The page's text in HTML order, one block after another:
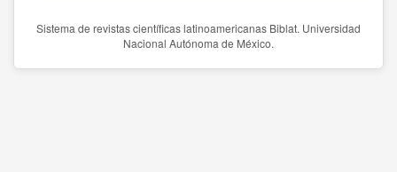
Sistema de revistas científicas latinoamericanas Biblat. Universidad
Nacional Autónoma de México.